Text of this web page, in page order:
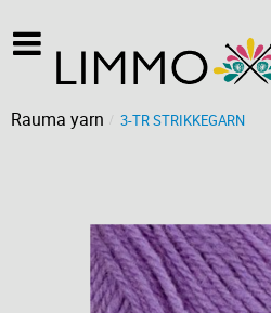
Rauma yarn 3-TR STRIKKEGARN